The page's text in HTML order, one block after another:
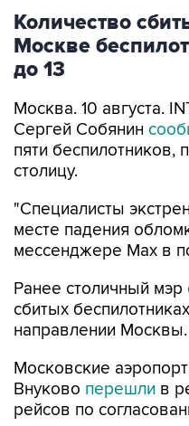
Количество
Москве
до 13
Москва. 10 августа.
Сергей Собянин
пяти беспилотников,
столицу.
"Специалисты
месте падения
мессенджере Max в
Ранее столичный мэр
сбитых
направлении Москвы.
Московские
Внуково перешли в
рейсов по